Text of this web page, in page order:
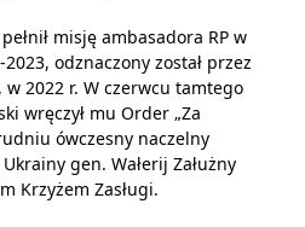
misję ambasadora RP w
odznaczony został przez
2022 r. W czerwcu tamtego
wręczył mu Order „Za
ówczesny naczelny
gen. Wałerij Załużny
Krzyżem Zasługi.